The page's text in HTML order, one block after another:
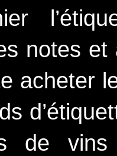
notes
acheter
de